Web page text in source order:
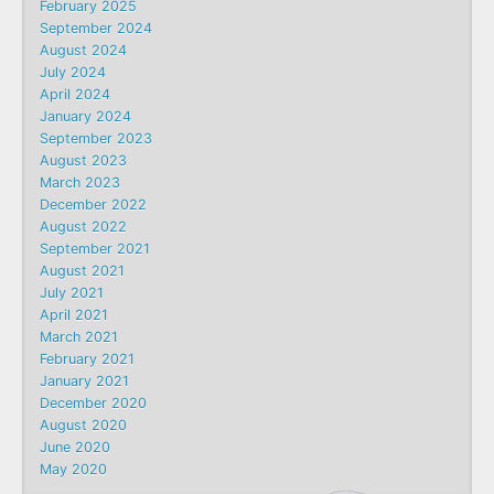
February 2025
September 2024
August 2024
July 2024
April 2024
January 2024
September 2023
August 2023
March 2023
December 2022
August 2022
September 2021
August 2021
July 2021
April 2021
March 2021
February 2021
January 2021
December 2020
August 2020
June 2020
May 2020